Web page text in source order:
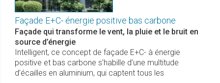
Façade E+C- énergie positive bas carbone
Façade qui transforme le vent, la pluie et le bruit en
source d’énergie
Intelligent, ce concept de façade E+C- à énergie
positive et bas carbone s’habille d’une multitude
d’écailles en aluminium, qui captent tous les